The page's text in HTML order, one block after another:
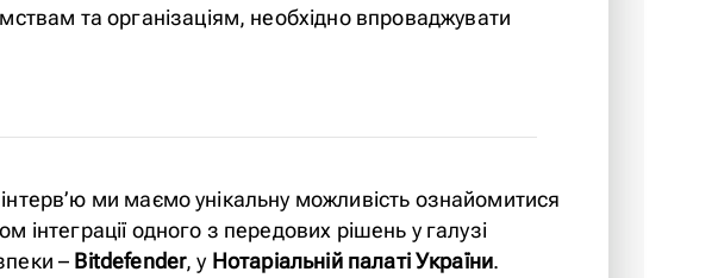
та організаціям, необхідно впроваджувати
ми маємо унікальну можливість ознайомитися
інтеграції одного з передових рішень у галузі
– Bitdefender, у Нотаріальній палаті України.